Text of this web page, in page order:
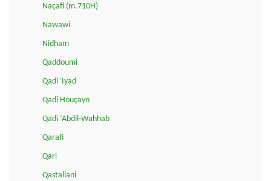
Naçafi (m.710H)
Nawawi
Nidham
Qaddoumi
Qadi 'Iyad
Qadi Houçayn
Qadi ‘Abdil-Wahhab
Qarafi
Qari
Qastallani